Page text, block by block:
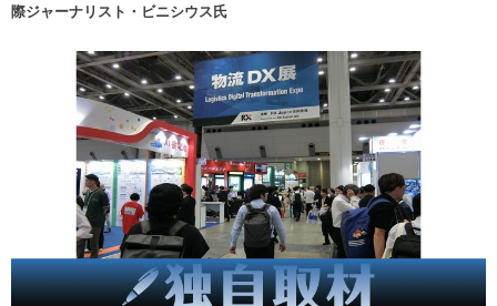
際ジャーナリスト・ビニシウス氏